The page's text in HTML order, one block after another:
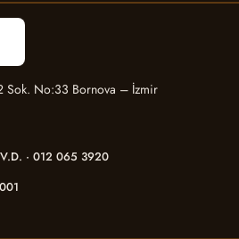
Sok. No:33 Bornova – İzmir
V.D. · 012 065 3920